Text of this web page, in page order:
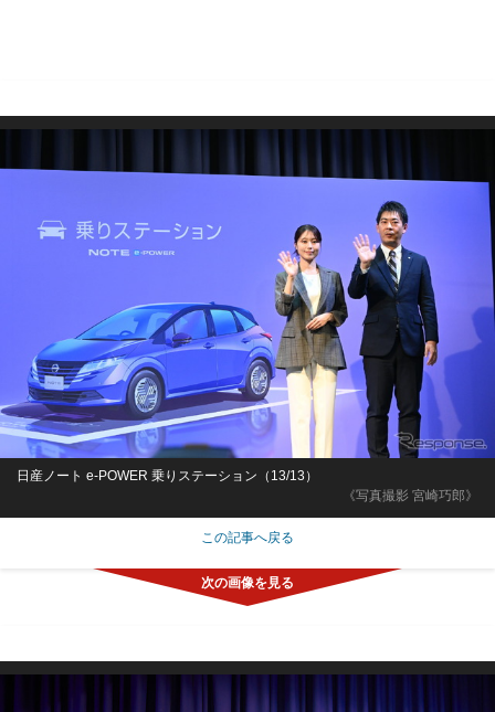
《写真撮影 宮崎巧郎》
日産ノート e-POWER 乗りステーション（13/13）
この記事へ戻る